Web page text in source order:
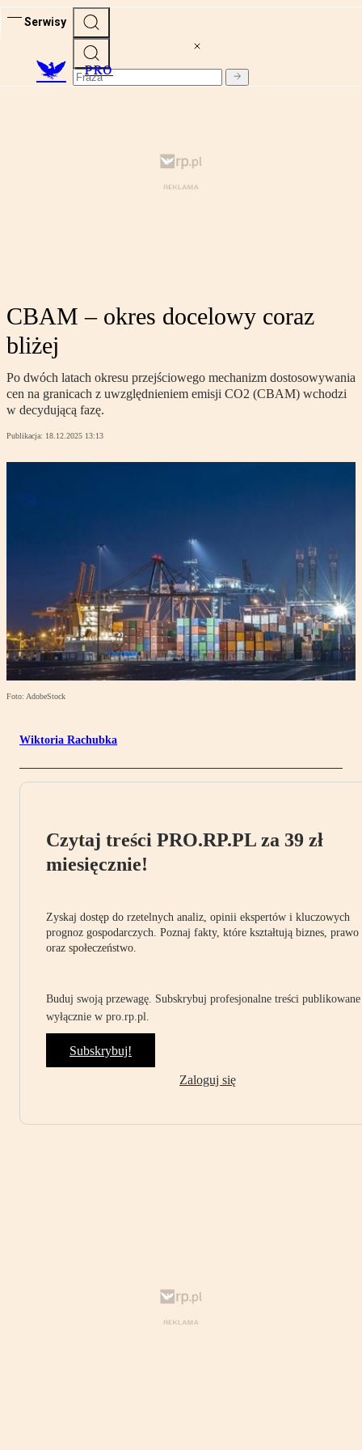
Serwisy
PRO
CBAM – okres docelowy coraz
bliżej
Po dwóch latach okresu przejściowego mechanizm dostosowywania
cen na granicach z uwzględnieniem emisji CO2 (CBAM) wchodzi
w decydującą fazę.
Publikacja: 18.12.2025 13:13
Foto: AdobeStock
Wiktoria Rachubka
Czytaj treści PRO.RP.PL za 39 zł
miesięcznie!
Zyskaj dostęp do rzetelnych analiz, opinii ekspertów i kluczowych
prognoz gospodarczych. Poznaj fakty, które kształtują biznes, prawo
oraz społeczeństwo.
Buduj swoją przewagę. Subskrybuj profesjonalne treści publikowane
wyłącznie w pro.rp.pl.
Subskrybuj!
Zaloguj się